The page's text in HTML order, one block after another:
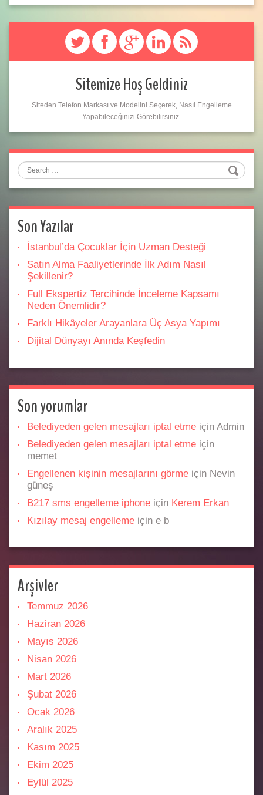
Sitemize Hoş Geldiniz
Siteden Telefon Markası ve Modelini Seçerek, Nasıl Engelleme
Yapabileceğinizi Görebilirsiniz.
Search
Son Yazılar
İstanbul’da Çocuklar İçin Uzman Desteği
Satın Alma Faaliyetlerinde İlk Adım Nasıl
Şekillenir?
Full Ekspertiz Tercihinde İnceleme Kapsamı
Neden Önemlidir?
Farklı Hikâyeler Arayanlara Üç Asya Yapımı
Dijital Dünyayı Anında Keşfedin
Son yorumlar
Belediyeden gelen mesajları iptal etme için Admin
Belediyeden gelen mesajları iptal etme için
memet
Engellenen kişinin mesajlarını görme için Nevin
güneş
B217 sms engelleme iphone için Kerem Erkan
Kızılay mesaj engelleme için e b
Arşivler
Temmuz 2026
Haziran 2026
Mayıs 2026
Nisan 2026
Mart 2026
Şubat 2026
Ocak 2026
Aralık 2025
Kasım 2025
Ekim 2025
Eylül 2025